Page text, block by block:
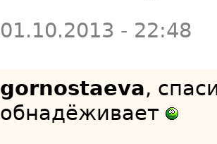
01.10.2013 - 22:48
gornostaeva,
обнадёживает